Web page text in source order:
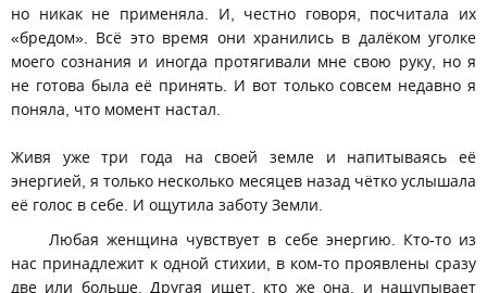
но никак не применяла. И, честно говоря, посчитала их
«бредом». Всё это время они хранились в далёком уголке
моего сознания и иногда протягивали мне свою руку, но я
не готова была её принять. И вот только совсем недавно я
поняла, что момент настал.
Живя уже три года на своей земле и напитываясь её
энергией, я только несколько месяцев назад чётко услышала
её голос в себе. И ощутила заботу Земли.
Любая женщина чувствует в себе энергию. Кто-то из
нас принадлежит к одной стихии, в ком-то проявлены сразу
две или больше. Другая ищет, кто же она, и нащупывает